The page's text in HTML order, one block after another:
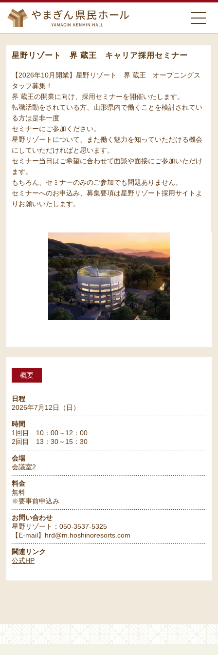
星野リゾート 界 蔵王 キャリア採用セミナー
【2026年10月開業】星野リゾート 界 蔵王 オープニングス
タッフ募集！
界 蔵王の開業に向け、採用セミナーを開催いたします。
転職活動をされている方、山形県内で働くことを検討されてい
る方は是非一度
セミナーにご参加ください。
星野リゾートについて、また働く魅力を知っていただける機会
にしていただければと思います。
セミナー当日はご希望に合わせて面談や面接にご参加いただけ
ます。
もちろん、セミナーのみのご参加でも問題ありません。
セミナーへのお申込み、募集要項は星野リゾート採用サイトよ
りお願いいたします。
概要
日程
2026年7月12日（日）
時間
1回目 10：00～12：00
2回目 13：30～15：30
会場
会議室2
料金
無料
※要事前申込み
お問い合わせ
星野リゾート：050-3537-5325
【E-mail】hrd@m.hoshinoresorts.com
関連リンク
公式HP